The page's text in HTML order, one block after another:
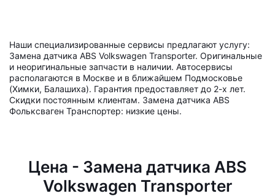
Наши специализированные сервисы предлагают услугу:
Замена датчика ABS Volkswagen Transporter. Оригинальные
и неоригинальные запчасти в наличии. Автосервисы
располагаются в Москве и в ближайшем Подмосковье
(Химки, Балашиха). Гарантия предоставляет до 2-х лет.
Скидки постоянным клиентам. Замена датчика ABS
Фольксваген Транспортер: низкие цены.
Цена - Замена датчика ABS
Volkswagen Transporter